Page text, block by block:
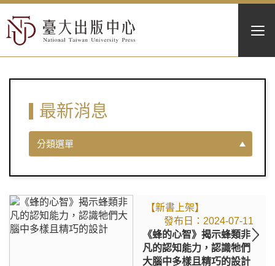
最新消息
分類選單
【新書上架】
2024-07-11
《蜂的心智》揭示蜂類非
凡的認知能力，認識牠們
大腦中多樣且精巧的設計